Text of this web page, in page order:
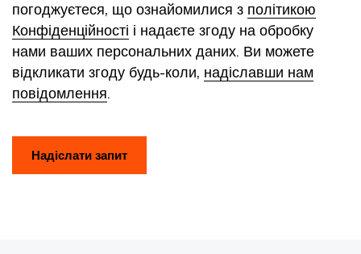
погоджуєтеся, що ознайомилися з політикою
Конфіденційності і надаєте згоду на обробку
нами ваших персональних даних. Ви можете
відкликати згоду будь-коли, надіславши нам
повідомлення.
Надіслати запит